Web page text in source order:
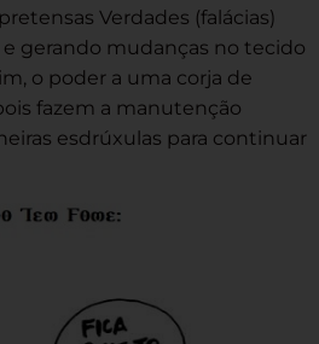
Verdades (falácias)
gerando mudanças no tecido
o poder a uma corja de
fazem a manutenção
esdrúxulas para continuar